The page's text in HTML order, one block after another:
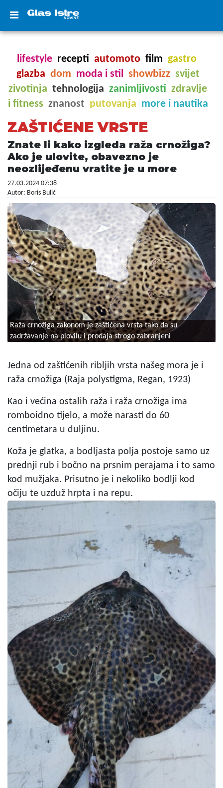
lifestyle recepti automoto film gastro
glazba dom moda i stil showbizz svijet
zivotinja tehnologija zanimljivosti zdravlje
i fitness znanost putovanja more i nautika
ZAŠTIĆENE VRSTE
Znate li kako izgleda raža crnožiga?
Ako je ulovite, obavezno je
neozlijeđenu vratite je u more
27.03.2024 07:38
Autor: Boris Bulić
Raža crnožiga zakonom je zaštićena vrsta tako da su
zadržavanje na plovilu i prodaja strogo zabranjeni
Jedna od zaštićenih ribljih vrsta našeg mora je i
raža crnožiga (Raja polystigma, Regan, 1923)
Kao i većina ostalih raža i raža crnožiga ima
romboidno tijelo, a može narasti do 60
centimetara u duljinu.
Koža je glatka, a bodljasta polja postoje samo uz
prednji rub i bočno na prsnim perajama i to samo
kod mužjaka. Prisutno je i nekoliko bodlji kod
očiju te uzduž hrpta i na repu.